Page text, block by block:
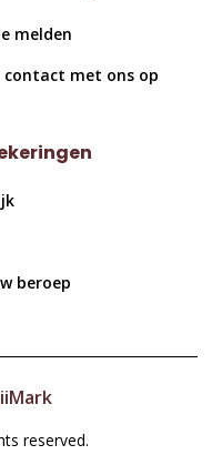
melden
contact met ons op
beroep
reserved.